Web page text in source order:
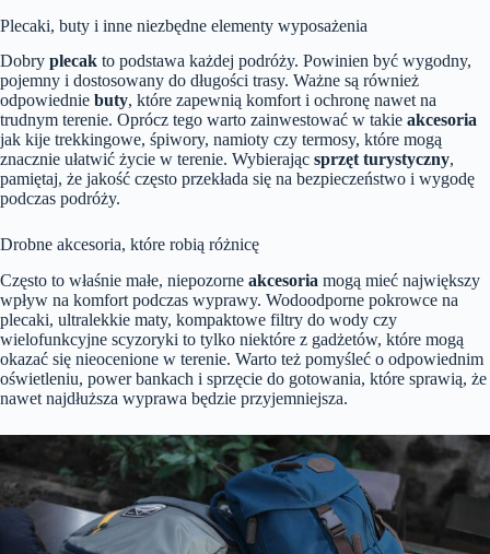
Plecaki, buty i inne niezbędne elementy wyposażenia
Dobry plecak to podstawa każdej podróży. Powinien być wygodny,
pojemny i dostosowany do długości trasy. Ważne są również
odpowiednie buty, które zapewnią komfort i ochronę nawet na
trudnym terenie. Oprócz tego warto zainwestować w takie akcesoria
jak kije trekkingowe, śpiwory, namioty czy termosy, które mogą
znacznie ułatwić życie w terenie. Wybierając sprzęt turystyczny,
pamiętaj, że jakość często przekłada się na bezpieczeństwo i wygodę
podczas podróży.
Drobne akcesoria, które robią różnicę
Często to właśnie małe, niepozorne akcesoria mogą mieć największy
wpływ na komfort podczas wyprawy. Wodoodporne pokrowce na
plecaki, ultralekkie maty, kompaktowe filtry do wody czy
wielofunkcyjne scyzoryki to tylko niektóre z gadżetów, które mogą
okazać się nieocenione w terenie. Warto też pomyśleć o odpowiednim
oświetleniu, power bankach i sprzęcie do gotowania, które sprawią, że
nawet najdłuższa wyprawa będzie przyjemniejsza.